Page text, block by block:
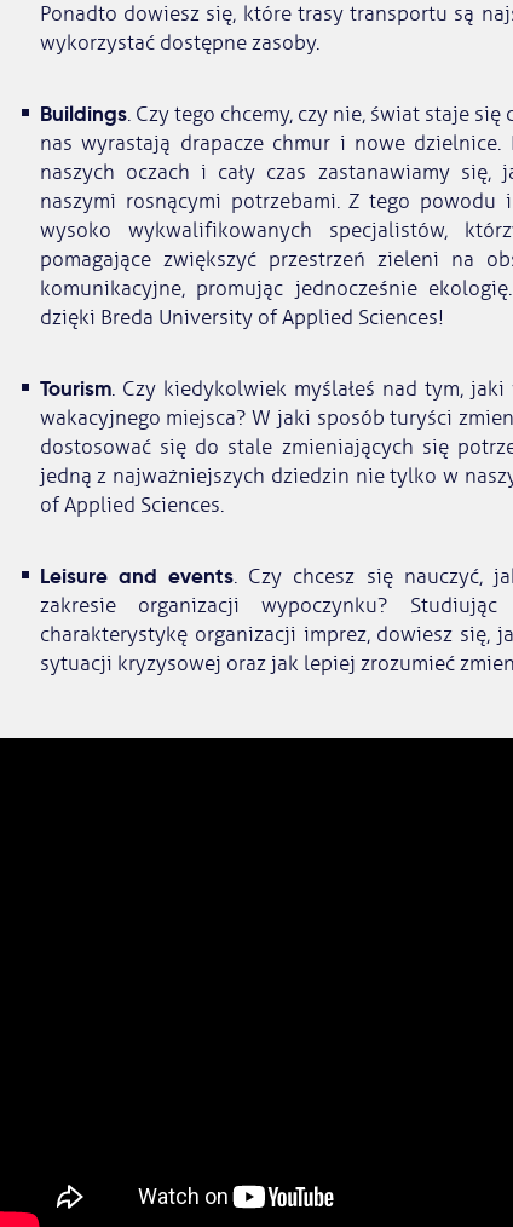
Ponadto dowiesz się, które trasy transportu są
wykorzystać dostępne zasoby.
Buildings. Czy tego chcemy, czy nie, świat staje
nas wyrastają drapacze chmur i nowe
naszych oczach i cały czas zastanawiamy się,
naszymi rosnącymi potrzebami. Z tego powodu
wysoko wykwalifikowanych specjalistów,
pomagające zwiększyć przestrzeń zieleni na
komunikacyjne, promując jednocześnie
dzięki Breda University of Applied Sciences!
Tourism. Czy kiedykolwiek myślałeś nad tym,
wakacyjnego miejsca? W jaki sposób turyści
dostosować się do stale zmieniających się
jedną z najważniejszych dziedzin nie tylko w
of Applied Sciences.
Leisure and events. Czy chcesz się nauczyć,
zakresie organizacji wypoczynku?
charakterystykę organizacji imprez, dowiesz się,
sytuacji kryzysowej oraz jak lepiej zrozumieć